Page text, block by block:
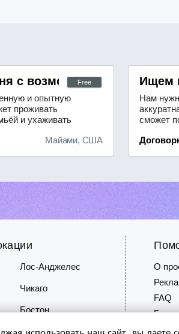
на Full-time/Part-time
Free
Майами, США
с возможностью
и опытную
проживать
и ухаживать
у кандидата
порядка в
помощь в
Ищем
Нам
сможет
Будет
если
Лос-Анджелес
Чикаго
Бостон
О
FAQ
Блог